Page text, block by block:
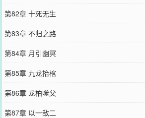
第82章 十死无生
第83章 不归之路
第84章 月引幽冥
第85章 九龙抬棺
第86章 龙柏噬父
第87章 以一敌二